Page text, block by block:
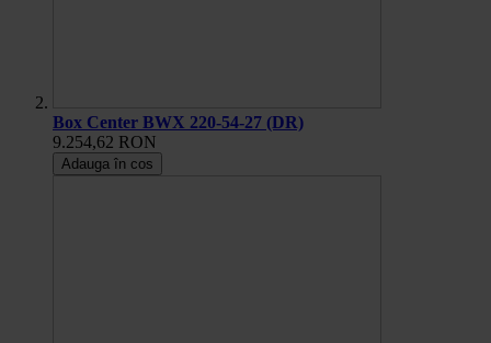
Box Center BWX 220-54-27 (DR)
9.254,62 RON
Adauga în cos